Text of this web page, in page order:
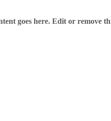
goes here. Edit or remove